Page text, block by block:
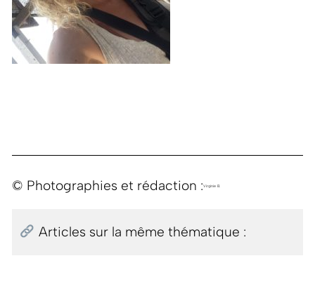
© Photographies et rédaction :Virginie B.
Articles sur la même thématique :